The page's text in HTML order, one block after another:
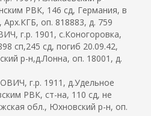
РВК, 146 сд, Германия, в
Арх.КГБ, оп. 818883, д. 759
г.р. 1901, с.Коногоровка,
сп,245 сд, погиб 20.09.42,
р-н,д.Лонна, оп. 18001, д.
г.р. 1911, д.Удельное
РВК, ст-на, 110 сд, не
обл., Юхновский р-н, оп.